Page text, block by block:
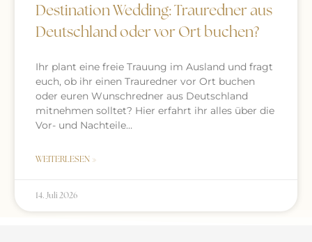
Destination Wedding: Trauredner aus
Deutschland oder vor Ort buchen?
Ihr plant eine freie Trauung im Ausland und fragt
euch, ob ihr einen Trauredner vor Ort buchen
oder euren Wunschredner aus Deutschland
mitnehmen solltet? Hier erfahrt ihr alles über die
Vor- und Nachteile…
WEITERLESEN »
14. Juli 2026